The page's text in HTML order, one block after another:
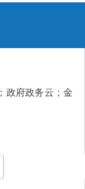
政府政务云；金